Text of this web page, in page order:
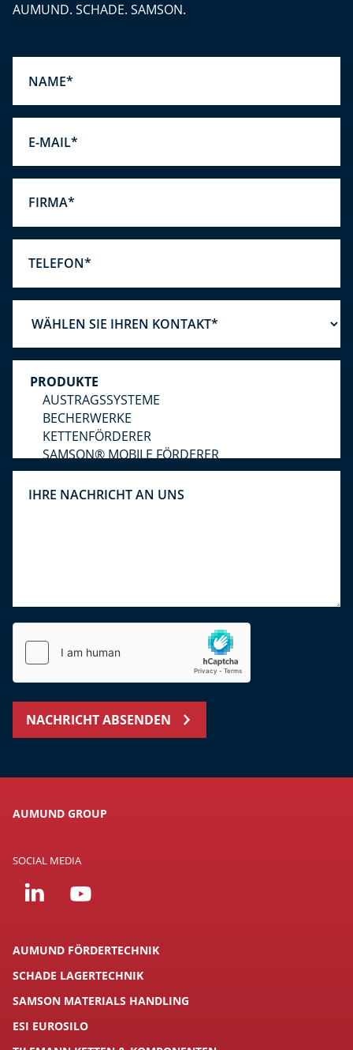
AUMUND. SCHADE. SAMSON.
NACHRICHT ABSENDEN
AUMUND GROUP
SOCIAL MEDIA
AUMUND FÖRDERTECHNIK
SCHADE LAGERTECHNIK
SAMSON MATERIALS HANDLING
ESI EUROSILO